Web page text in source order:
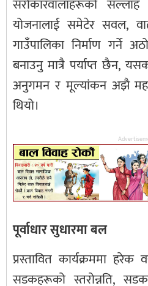
सरोकारवालाहरूको
योजनालाई समेटेर सवल,
गाउँपालिका निर्माण गर्ने
बनाउनु मात्रै पर्याप्त छैन,
अनुगमन र मूल्यांकन अझै
थियो।
पूर्वाधार सुधारमा बल
प्रस्तावित कार्यक्रममा हरेक
सडकहरूको स्तरोन्नति,